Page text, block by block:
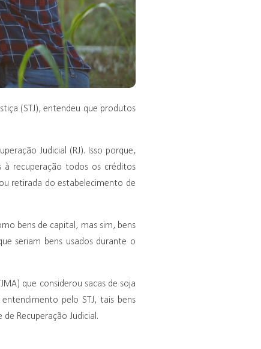
(STJ), entendeu que produtos
Judicial (RJ). Isso porque,
à recuperação todos os créditos
retirada do estabelecimento de
bens de capital, mas sim, bens
seriam bens usados durante o
que considerou sacas de soja
pelo STJ, tais bens
Recuperação Judicial.